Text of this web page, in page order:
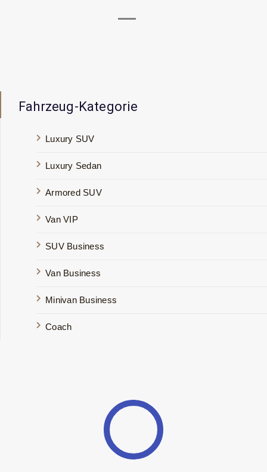
Fahrzeug-Kategorie
Luxury SUV
Luxury Sedan
Armored SUV
Van VIP
SUV Business
Van Business
Minivan Business
Coach